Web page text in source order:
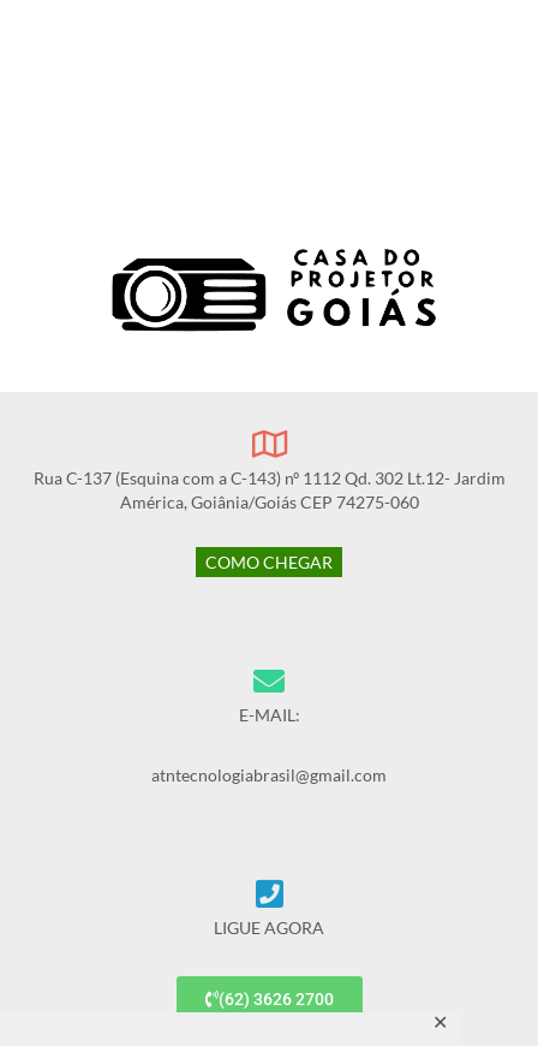
✕
Rua C-137 (Esquina com a C-143) nº 1112 Qd. 302 Lt.12- Jardim
América, Goiânia/Goiás CEP 74275-060
COMO CHEGAR
E-MAIL:
atntecnologiabrasil@gmail.com
LIGUE AGORA
(62) 3626 2700